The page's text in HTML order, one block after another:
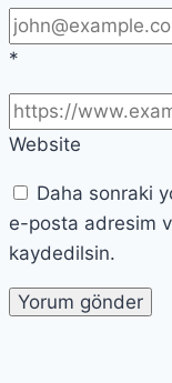
*
Website
Daha sonraki
e-posta adresim
kaydedilsin.